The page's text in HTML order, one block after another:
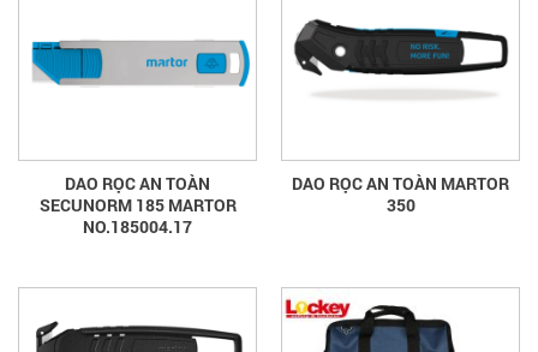
DAO RỌC AN TOÀN
SECUNORM 185 MARTOR
NO.185004.17
DAO RỌC AN TOÀN MARTOR
350